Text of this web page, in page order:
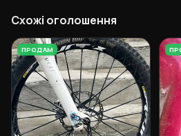
Схожі оголошення
ПРОДАМ